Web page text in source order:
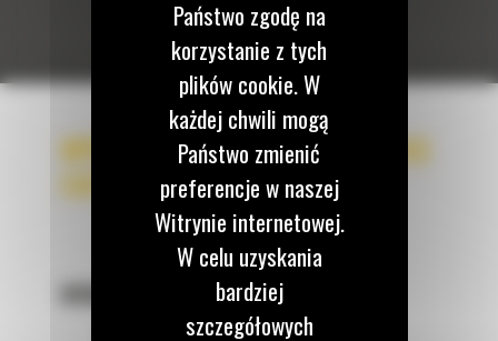
WYPEŁNIJ FORMULARZ - GŁOWICE
WYBIERZ MODEL GŁOWICY
Państwo zgodę na
korzystanie z tych
plików cookie. W
każdej chwili mogą
Państwo zmienić
preferencje w naszej
Witrynie internetowej.
W celu uzyskania
bardziej
szczegółowych